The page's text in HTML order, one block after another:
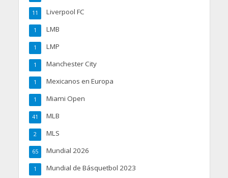
Liverpool FC
11
LMB
1
LMP
1
Manchester City
1
Mexicanos en Europa
1
Miami Open
1
MLB
41
MLS
2
Mundial 2026
65
Mundial de Básquetbol 2023
1